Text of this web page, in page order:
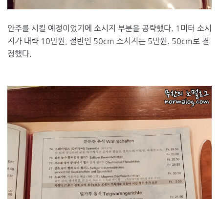
안주를 시킬 예정이었기에 소시지 부분을 공략했다. 1미터 소시
지가 대략 10만원, 절반인 50cm 소시지는 5만원. 50cm로 결
정했다.